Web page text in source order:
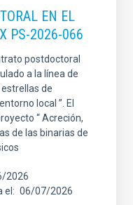
EN EL
PS-2026-066
postdoctoral
a la línea de
de
local ”. El
“ Acreción,
de las binarias de
2026
el
06/07/2026